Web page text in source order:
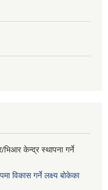
भिआर केन्द्र स्थापना गर्ने
विकास गर्ने लक्ष्य बोकेका